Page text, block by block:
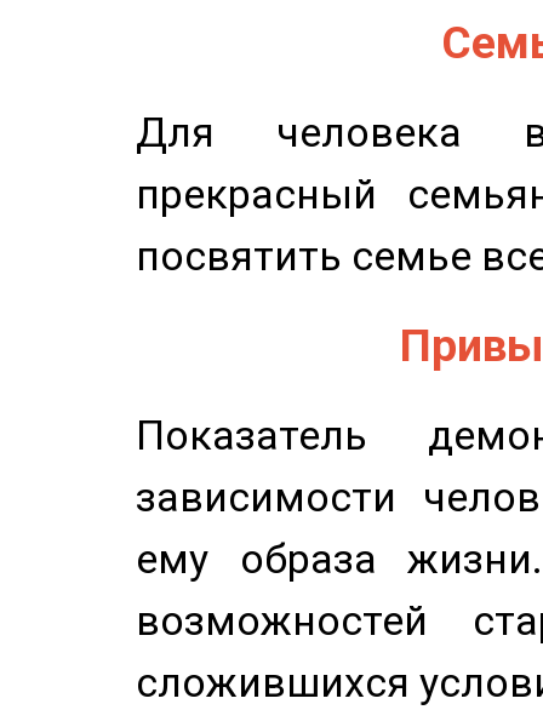
Для человека
прекрасный
посвятить семье
Показатель
зависимости
ему образа
возможностей
сложившихся